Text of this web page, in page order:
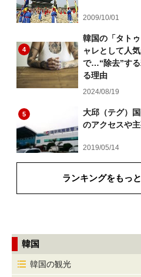
2009/10/01
4
韓国の「タト
ャレとして人
で…“除去”す
る理由
2024/08/19
5
大邱（テグ）
のアクセスや
2019/05/14
ランキングをもっ
韓国
韓国の観光